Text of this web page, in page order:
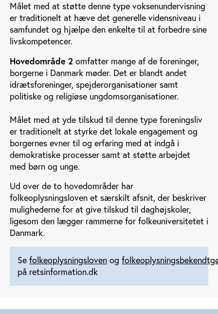
Målet med at støtte denne type voksenundervisning
er traditionelt at hæve det generelle vidensniveau i
samfundet og hjælpe den enkelte til at forbedre sine
livskompetencer.
Hovedområde 2 omfatter mange af de foreninger,
borgerne i Danmark møder. Det er blandt andet
idrætsforeninger, spejderorganisationer samt
politiske og religiøse ungdomsorganisationer.
Målet med at yde tilskud til denne type foreningsliv
er traditionelt at styrke det lokale engagement og
borgernes evner til og erfaring med at indgå i
demokratiske processer samt at støtte arbejdet
med børn og unge.
Ud over de to hovedområder har
folkeoplysningsloven et særskilt afsnit, der beskriver
mulighederne for at give tilskud til daghøjskoler,
ligesom den lægger rammerne for folkeuniversitetet i
Danmark.
Se folkeoplysningsloven og
på retsinformation.dk